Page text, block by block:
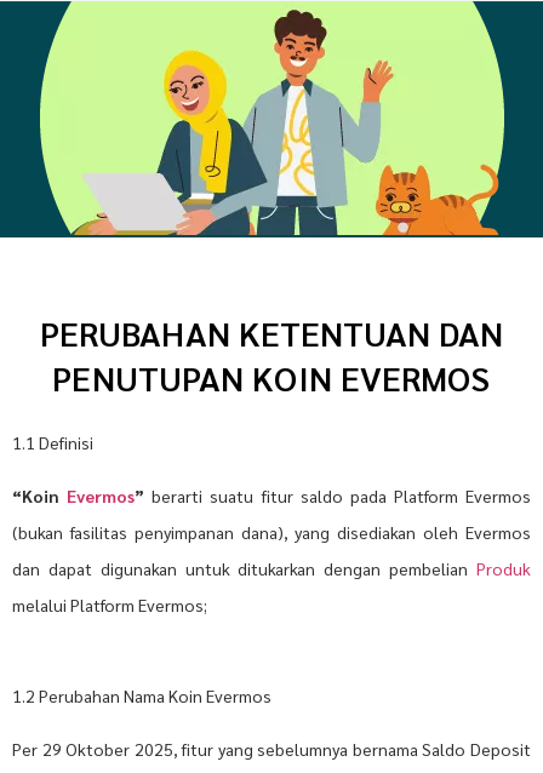
PERUBAHAN KETENTUAN DAN
PENUTUPAN KOIN EVERMOS
1.1 Definisi
“Koin Evermos” berarti suatu fitur saldo pada Platform Evermos
(bukan fasilitas penyimpanan dana), yang disediakan oleh Evermos
dan dapat digunakan untuk ditukarkan dengan pembelian Produk
melalui Platform Evermos;
1.2 Perubahan Nama Koin Evermos
Per 29 Oktober 2025, fitur yang sebelumnya bernama Saldo Deposit